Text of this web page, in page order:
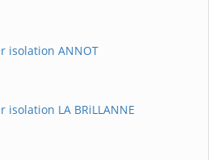
isolation ANNOT
isolation LA BRiLLANNE